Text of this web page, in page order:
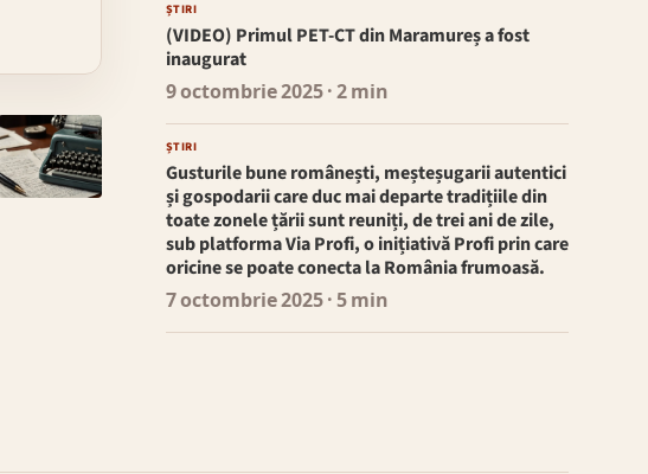
ȘTIRI
(VIDEO) Primul PET-CT din Maramureș a fost
inaugurat
9 octombrie 2025· 2 min
ȘTIRI
Gusturile bune românești, meșteșugarii autentici
și gospodarii care duc mai departe tradițiile din
toate zonele țării sunt reuniți, de trei ani de zile,
sub platforma Via Profi, o inițiativă Profi prin care
oricine se poate conecta la România frumoasă.
7 octombrie 2025· 5 min